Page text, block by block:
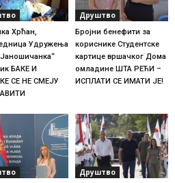
Хрћан,
Удружења
БАКЕ И
СЕ НЕ СМЕЈУ
Друштво
Бројни бенефити за
кориснике Студентске
картице вршачког Дома
омладине ШТА РЕЋИ –
ИСПЛАТИ СЕ ИМАТИ ЈЕ!
Друштво